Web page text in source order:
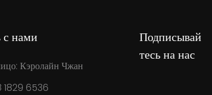
с нами
Кэролайн Чжан
1829 6536
Подписывай
тесь на нас